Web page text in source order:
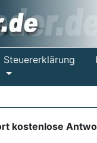
Steuererklärung
kostenlose